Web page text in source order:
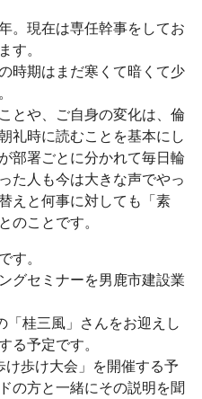
。現在は専任幹事をしてお
す。
時期はまだ寒くて暗くて少
とや、ご自身の変化は、倫
礼時に読むことを基本にし
部署ごとに分かれて毎日輪
た人も今は大きな声でやっ
えと何事に対しても「素
のことです。
す。
グセミナーを男鹿市建設業
「桂三風」さんをお迎えし
る予定です。
歩け大会」を開催する予
の方と一緒にその説明を聞